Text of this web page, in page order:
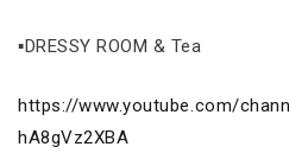
▪DRESSY ROOM & Tea
https://www.youtube.com/
hA8gVz2XBA